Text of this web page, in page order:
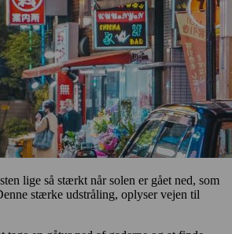
lige så stærkt når solen er gået ned, som
stærke udstråling, oplyser vejen til